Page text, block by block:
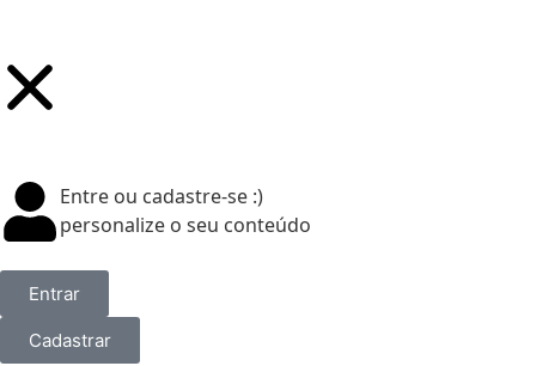
Entre ou cadastre-se :)
personalize o seu conteúdo
Entrar
Cadastrar